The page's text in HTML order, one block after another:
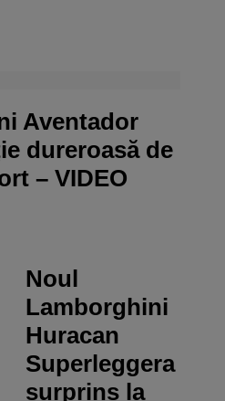
Aventador
dureroasă de
– VIDEO
Noul
Lamborghini
Huracan
Superleggera
surprins la